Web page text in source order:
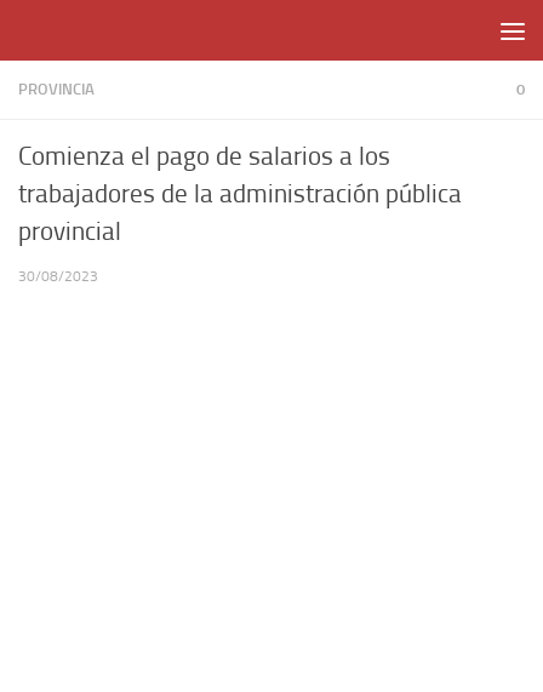
PROVINCIA 0
Comienza el pago de salarios a los
trabajadores de la administración pública
provincial
30/08/2023